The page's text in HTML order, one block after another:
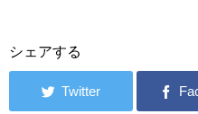
シェアする